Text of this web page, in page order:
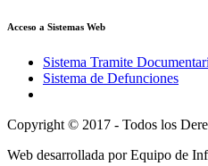
Acceso a Sistemas Web
Sistema Tramite
Sistema de Defunciones
Copyright © 2017 - Todos los
Web desarrollada por Equipo de